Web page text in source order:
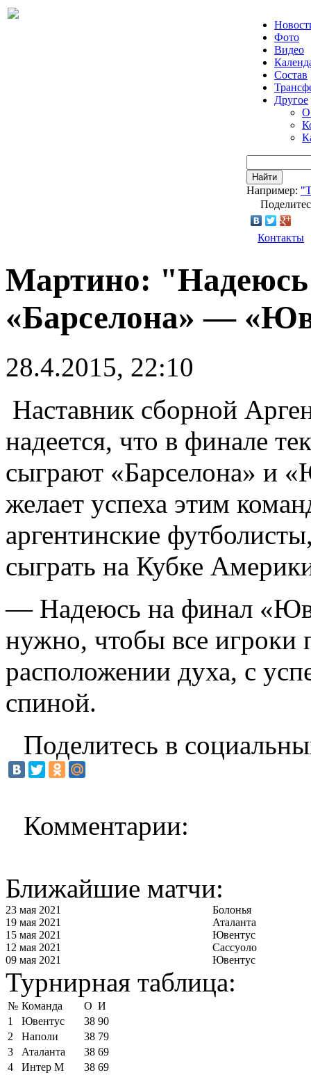
Фото
Видео
Состав
Другое
О
Найти
Например:
Контакты
Мартино:
«Барселона» —
28.4.2015, 22:10
Наставник сборной
надеется, что в финале
сыграют «Барселона» и
желает успеха этим
аргентинские
сыграть на Кубке
— Надеюсь на финал
нужно, чтобы все
расположении духа, с
спиной.
Поделитесь в
Комментарии:
Ближайшие матчи:
23 мая 2021
Болонья
19 мая 2021
Аталанта
15 мая 2021
Ювентус
12 мая 2021
Сассуоло
09 мая 2021
Ювентус
Турнирная таблица:
№ Команда О И
1
Ювентус 38 90
2
Наполи 38 79
3
Аталанта 38 69
4
Интер М 38 69